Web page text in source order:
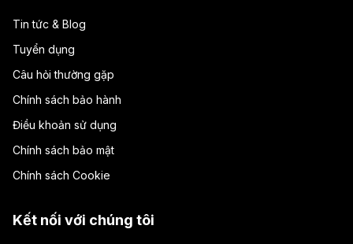
Tin tức & Blog
Tuyển dụng
Câu hỏi thường gặp
Chính sách bảo hành
Điều khoản sử dụng
Chính sách bảo mật
Chính sách Cookie
Kết nối với chúng tôi